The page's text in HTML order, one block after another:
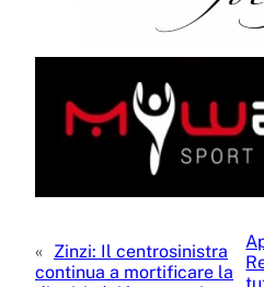
« Zinzi: Il centrosinistra
continua a mortificare la